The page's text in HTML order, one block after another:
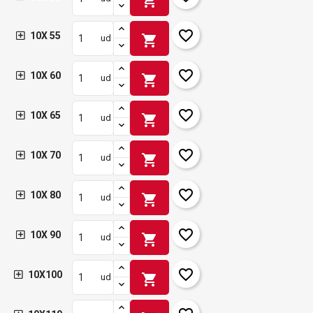
10X 55 ud shopping_cart favorite_border
10X 60 ud shopping_cart favorite_border
10X 65 ud shopping_cart favorite_border
10X 70 ud shopping_cart favorite_border
10X 80 ud shopping_cart favorite_border
10X 90 ud shopping_cart favorite_border
10X100 ud shopping_cart favorite_border